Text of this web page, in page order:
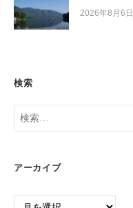
2026年8月6日
検索
検
アーカイブ
ア